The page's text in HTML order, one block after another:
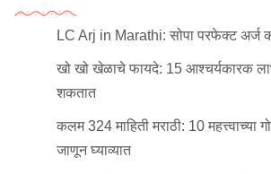
LC Arj in Marathi: सोपा परफेक्ट अर्ज
खो खो खेळाचे फायदे: 15 आश्चर्यकारक
शकतात
कलम 324 माहिती मराठी: 10 महत्त्वाच्या
जाणून घ्याव्यात